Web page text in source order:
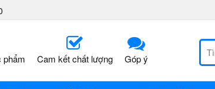
phẩm Cam kết chất lượng Góp ý